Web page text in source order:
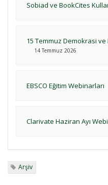
Sobiad ve BookCites
15 Temmuz Demokrasi
14 Temmuz 2026
EBSCO Eğitim Webinarları
Clarivate Haziran Ayı
Arşiv